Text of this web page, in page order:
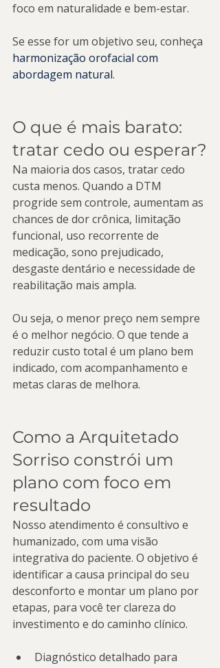
foco em naturalidade e bem-estar.
Se esse for um objetivo seu, conheça
harmonização orofacial com
abordagem natural.
O que é mais barato:
tratar cedo ou esperar?
Na maioria dos casos, tratar cedo
custa menos. Quando a DTM
progride sem controle, aumentam as
chances de dor crônica, limitação
funcional, uso recorrente de
medicação, sono prejudicado,
desgaste dentário e necessidade de
reabilitação mais ampla.
Ou seja, o menor preço nem sempre
é o melhor negócio. O que tende a
reduzir custo total é um plano bem
indicado, com acompanhamento e
metas claras de melhora.
Como a Arquitetado
Sorriso constrói um
plano com foco em
resultado
Nosso atendimento é consultivo e
humanizado, com uma visão
integrativa do paciente. O objetivo é
identificar a causa principal do seu
desconforto e montar um plano por
etapas, para você ter clareza do
investimento e do caminho clínico.
Diagnóstico detalhado para